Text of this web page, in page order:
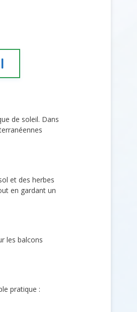
de soleil. Dans
et des herbes
en gardant un
les balcons
pratique :